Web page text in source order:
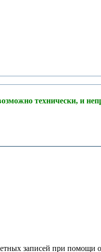
технически, и